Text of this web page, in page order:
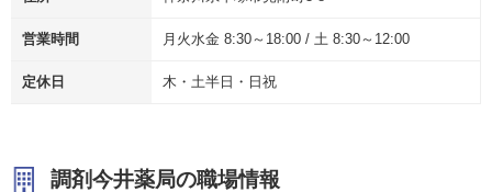
営業時間 月火水金 8:30～18:00 / 土 8:30～12:00
定休日 木・土半日・日祝
調剤今井薬局の職場情報